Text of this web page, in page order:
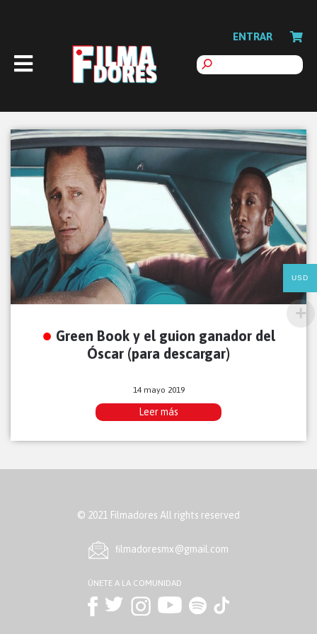
ENTRAR
Green Book y el guion ganador del
Óscar (para descargar)
14 mayo 2019
Leer más
© 2021 Filmadores All rights reserved
ﬁlmadoresmx@gmail.com
ÚNETE A LA COMUNIDAD
USD